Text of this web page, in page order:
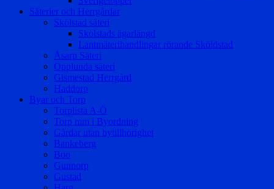
Säterier och Herrgårdar
Skölstad säteri
Skölstads ägarlängd
Lantmäterihandlingar rörande Sköldstad
Åsarp Säteri
Opplunda säteri
Gismestad Herrgård
Haddorp
Byar och Torp
Torplista A-Ö
Torp mm i Byordning
Gårdar utan bytillhörighet
Bankeberg
Boo
Gunnorp
Gustad